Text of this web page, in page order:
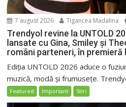
7 august 2026 Tigancea Madalina
Trendyol revine la UNTOLD
lansate cu Gina, Smiley și
români parteneri, în premieră
Ediția UNTOLD 2026 aduce o
muzică, modă și frumusețe.
Featured Important Stiri